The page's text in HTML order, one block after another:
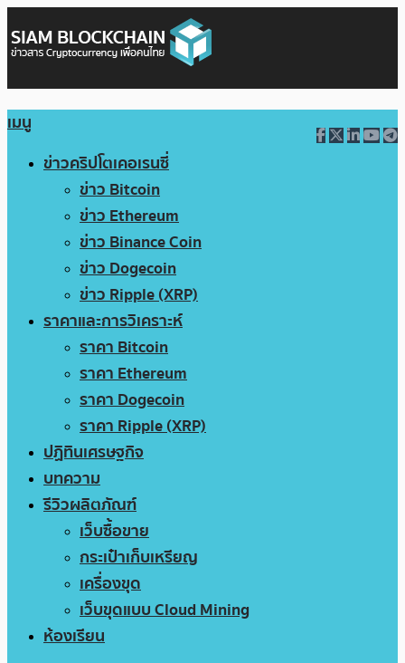
เมนู
ข่าวคริปโตเคอเรนซี่
ข่าว Bitcoin
ข่าว Ethereum
ข่าว Binance Coin
ข่าว Dogecoin
ข่าว Ripple (XRP)
ราคาและการวิเคราะห์
ราคา Bitcoin
ราคา Ethereum
ราคา Dogecoin
ราคา Ripple (XRP)
ปฏิทินเศรษฐกิจ
บทความ
รีวิวผลิตภัณฑ์
เว็บซื้อขาย
กระเป๋าเก็บเหรียญ
เครื่องขุด
เว็บขุดแบบ Cloud Mining
ห้องเรียน